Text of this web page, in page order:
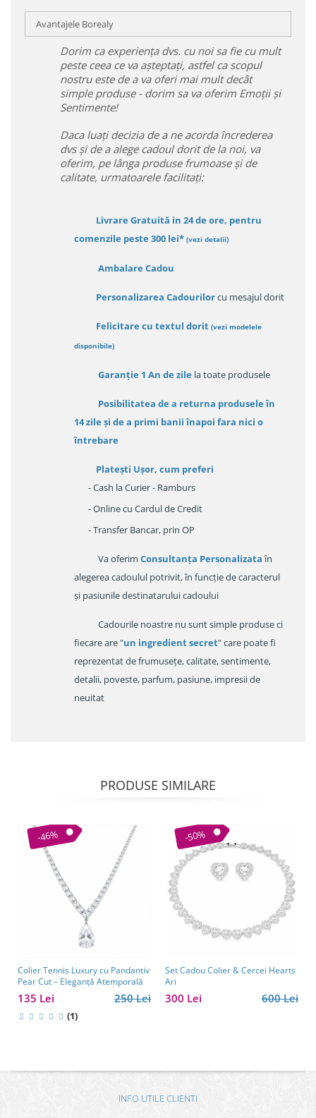
Avantajele Borealy
Dorim ca experiența dvs. cu noi sa fie cu mult
peste ceea ce va așteptați, astfel ca scopul
nostru este de a va oferi mai mult decât
simple produse - dorim sa va oferim Emoții și
Sentimente!
Daca luați decizia de a ne acorda încrederea
dvs și de a alege cadoul dorit de la noi, va
oferim, pe lânga produse frumoase și de
calitate, urmatoarele facilitați:
Livrare Gratuită in 24 de ore, pentru
comenzile peste 300 lei* (vezi detalii)
Ambalare Cadou
Personalizarea Cadourilorcu mesajul dorit
Felicitare cu textul dorit (vezi modelele
disponibile)
Garanție 1 An de zile la toate produsele
Posibilitatea de a returna produsele în
14 zileși de a primi banii înapoi fara nici o
întrebare
Platești Ușor, cum preferi
- Cash la Curier - Ramburs
- Online cu Cardul de Credit
- Transfer Bancar, prin OP
Va oferim Consultanța Personalizataîn
alegerea cadoulul potrivit, în funcție de caracterul
și pasiunile destinatarului cadoului
Cadourile noastre nu sunt simple produse ci
fiecare are "un ingredient secret" care poate fi
reprezentat de frumusețe, calitate, sentimente,
detalii, poveste, parfum, pasiune, impresii de
neuitat
PRODUSE SIMILARE
-46%
Colier Tennis Luxury cu Pandantiv
Pear Cut – Eleganță Atemporală
250 Lei
135 Lei
(1)
-50%
Set Cadou Colier & Cercei Hearts
Ari
600 Lei
300 Lei
INFO UTILE CLIENTI